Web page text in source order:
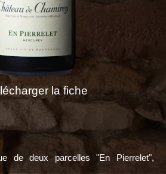
la fiche
de deux parcelles "En Pierrelet",